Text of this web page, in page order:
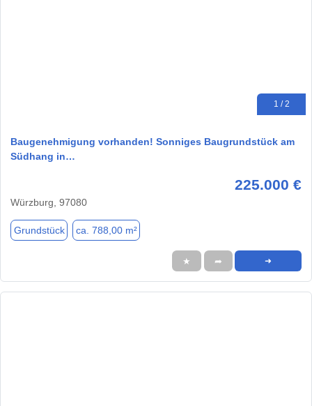
1 / 2
Baugenehmigung vorhanden! Sonniges Baugrundstück am
Südhang in…
225.000 €
Würzburg, 97080
Grundstück ca. 788,00 m²
★ ➦ ➜